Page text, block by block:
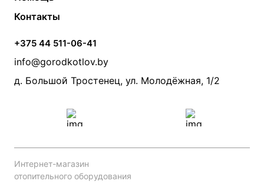
Электрические котлы
Банные печи
Камины и печи
Радиаторы
Насосы
Дымоходы
Контакты
Статьи
Акции
Производители
Монтаж систем отопления
Прайс по монтажу систем отопления
Проект систем отопления
Контакты
+375 44 511-06-41
info@gorodkotlov.by
д. Большой Тростенец, ул. Молодёжная, 1/2
Интернет-магазин
отопительного оборудования